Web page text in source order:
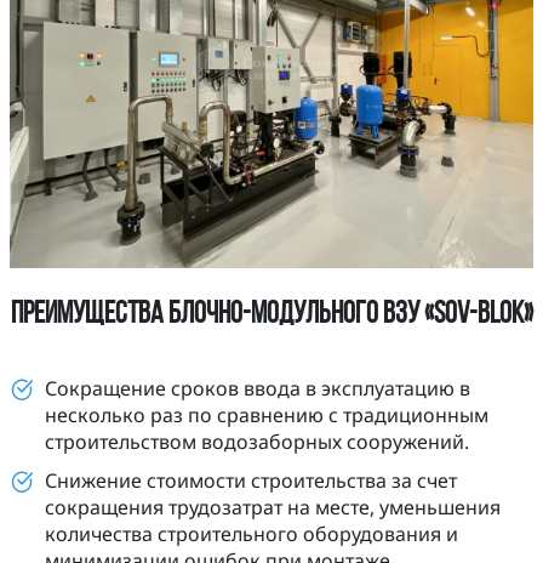
Преимущества блочно-модульного ВЗУ «SOV-BLOK»
Сокращение сроков ввода в эксплуатацию в
несколько раз по сравнению с традиционным
строительством водозаборных сооружений.
Снижение стоимости строительства за счет
сокращения трудозатрат на месте, уменьшения
количества строительного оборудования и